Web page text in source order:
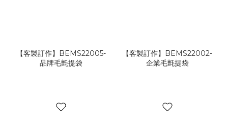
【客製訂作】BEMS22005-
品牌毛氈提袋
【客製訂作】BEMS22002-
企業毛氈提袋